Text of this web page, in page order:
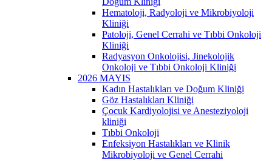
Hematoloji, Radyoloji ve Mikrobiyoloji
Kliniği
Patoloji, Genel Cerrahi ve Tıbbi Onkoloji
Kliniği
Radyasyon Onkolojisi, Jinekolojik
Onkoloji ve Tıbbi Onkoloji Kliniği
2026 MAYIS
Kadın Hastalıkları ve Doğum Kliniği
Göz Hastalıkları Kliniği
Çocuk Kardiyolojisi ve Anesteziyoloji
kliniği
Tıbbi Onkoloji
Enfeksiyon Hastalıkları ve Klinik
Mikrobiyoloji ve Genel Cerrahi